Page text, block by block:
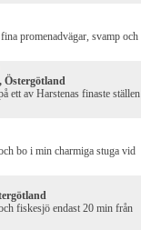
promenadvägar, svamp och
Östergötland
ett av Harstenas finaste ställen
bo i min charmiga stuga vid
fiskesjö endast 20 min från